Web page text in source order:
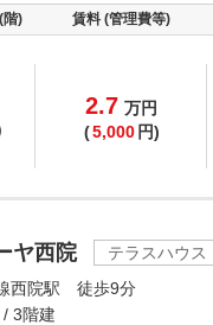
階) 賃料 (管理費等)
2.7 万円
(5,000 円)
ヤ西院
テラスハウス
西院駅 徒歩9分
3階建